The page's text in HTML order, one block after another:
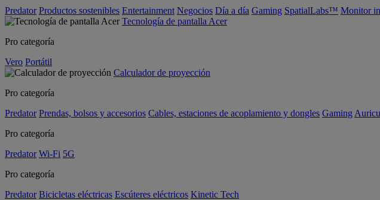
Predator Productos sostenibles Entertainment Negocios Día a día Gaming SpatialLabs™ Monitor
Tecnología de pantalla Acer
Pro categoría
Vero Portátil
Calculador de proyección
Pro categoría
Predator Prendas, bolsos y accesorios Cables, estaciones de acoplamiento y dongles Gaming
Pro categoría
Predator Wi-Fi 5G
Pro categoría
Predator Bicicletas eléctricas Escúteres eléctricos Kinetic Tech